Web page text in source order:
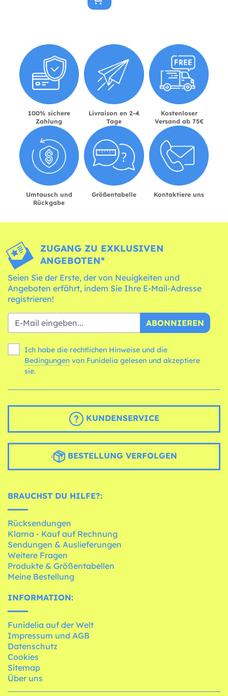
100% sichere
Zahlung
Livraison en 2-4
Tage
Kostenloser
Versand ab 75€
Umtausch und
Rückgabe
Größentabelle Kontaktiere uns
ZUGANG ZU EXKLUSIVEN
ANGEBOTEN*
Seien Sie der Erste, der von Neuigkeiten und
Angeboten erfährt, indem Sie Ihre E-Mail-Adresse
registrieren!
ABONNIEREN
Ich habe die rechtlichen Hinweise und die
Bedingungen
sie.
KUNDENSERVICE
BESTELLUNG VERFOLGEN
BRAUCHST DU HILFE?:
Rücksendungen
Klarna - Kauf auf Rechnung
Sendungen & Auslieferungen
Weitere Fragen
Produkte & Größentabellen
Meine Bestellung
INFORMATION:
Funidelia auf der Welt
Impressum und AGB
Datenschutz
Cookies
Sitemap
Über uns